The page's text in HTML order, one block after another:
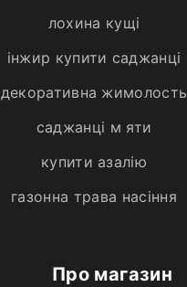
лохина кущі
інжир купити саджанці
декоративна жимолость
саджанці м яти
купити азалію
газонна трава насіння
Про магазин